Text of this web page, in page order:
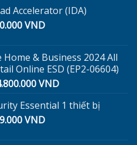
VND.là:
189.000 VND.
Accelerator (IDA)
VND.
VNDGiá
là:
350.000 VND.
Home & Business 2024 All
Online ESD (EP2-06604)
VND.
VNDGiá
tại
Essential 1 thiết bị
VNDGiá